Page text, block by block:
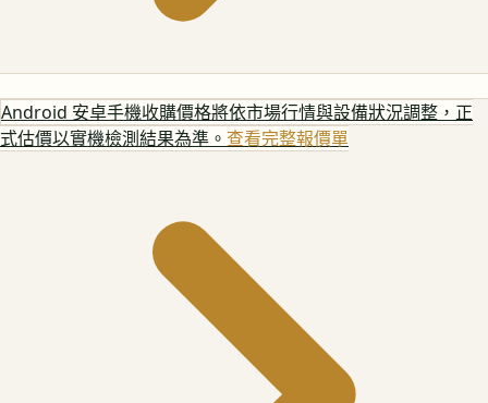
Android 安卓手機收購價格將依市場行情與設備狀況調整，正
式估價以實機檢測結果為準。 查看完整報價單